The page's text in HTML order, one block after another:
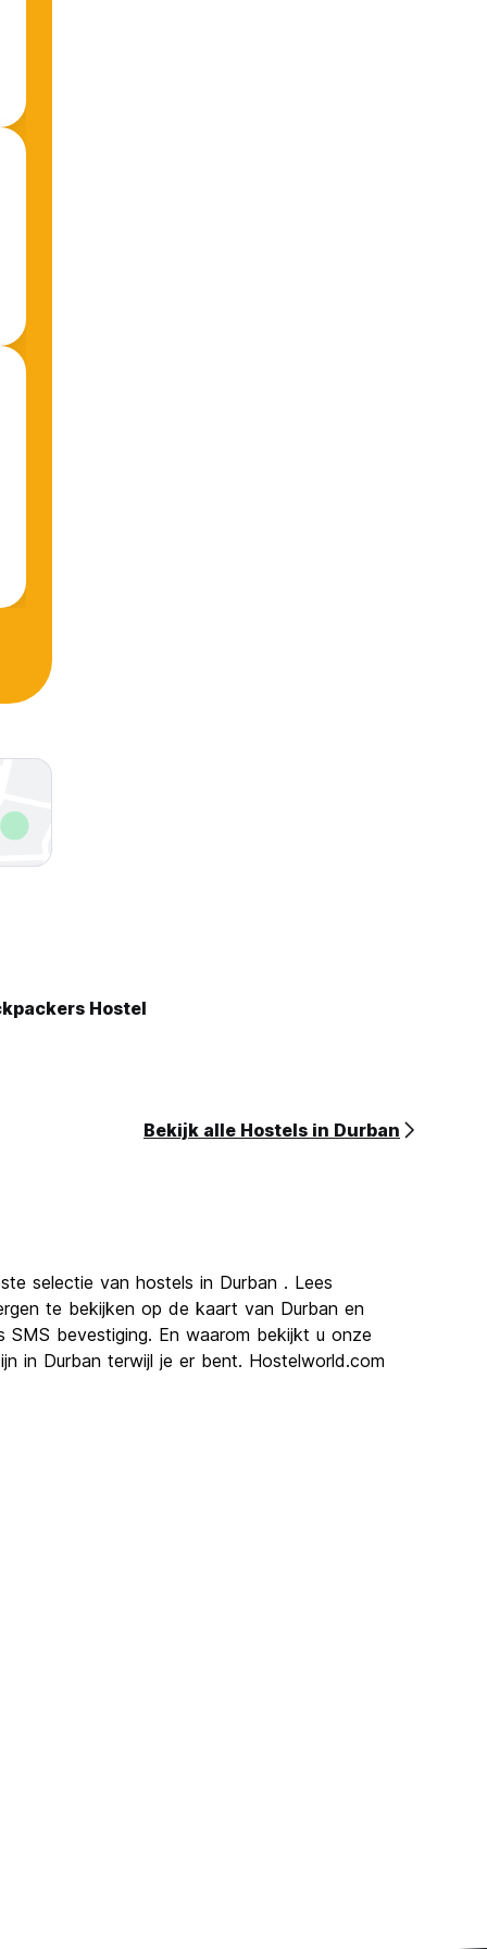
Hostel
Bekijk alle Hostels in Durban
selectie van hostels in Durban . Lees
te bekijken op de kaart van Durban en
SMS bevestiging. En waarom bekijkt u onze
in Durban terwijl je er bent. Hostelworld.com